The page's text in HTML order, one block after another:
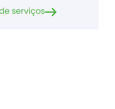
serviços